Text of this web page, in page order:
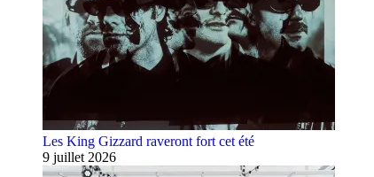
Les King Gizzard raveront fort cet été
9 juillet 2026